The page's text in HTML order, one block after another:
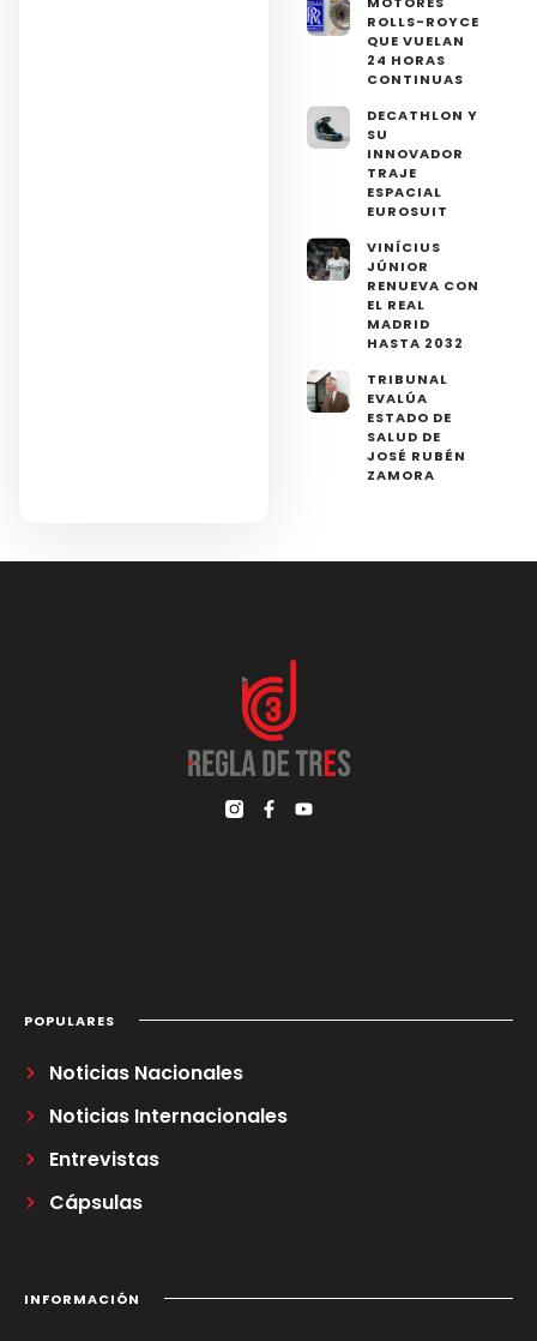
ROLLS-ROYCE
QUE VUELAN
24 HORAS
CONTINUAS
DECATHLON Y
SU
INNOVADOR
TRAJE
ESPACIAL
EUROSUIT
VINÍCIUS
JÚNIOR
RENUEVA CON
EL REAL
MADRID
HASTA 2032
TRIBUNAL
EVALÚA
ESTADO DE
SALUD DE
JOSÉ RUBÉN
ZAMORA
POPULARES
Noticias Nacionales
Noticias Internacionales
Entrevistas
Cápsulas
INFORMACIÓN